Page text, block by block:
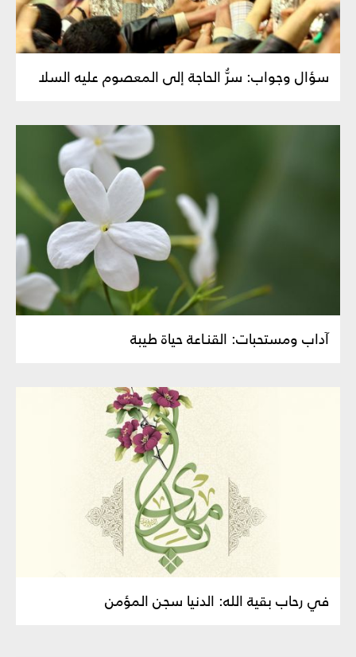
سؤال وجواب: سرُّ الحاجة إلى المعصوم عليه السلا
آداب ومستحبات: القنـاعة حياة طيبة
في رحاب بقية الله: الدنيا سجن المؤمن